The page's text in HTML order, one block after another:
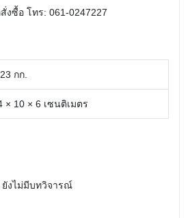
งซื้อ โทร: 061-0247227
กก.
× 10 × 6 เซนติเมตร
ยังไม่มีบทวิจารณ์